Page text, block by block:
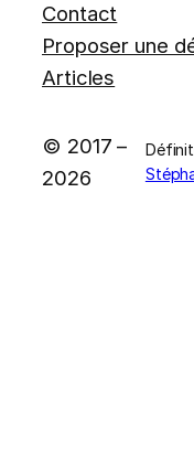
Contact
Proposer une
Articles
© 2017 –
2026